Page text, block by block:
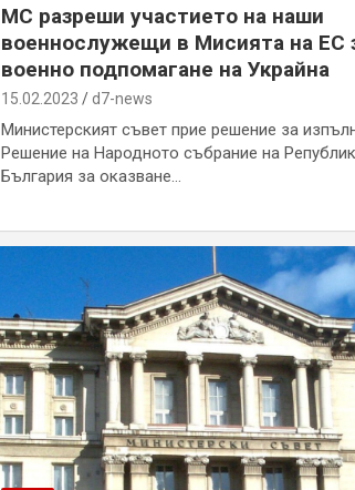
МС разреши участието на наши
военнослужещи в Мисията на ЕС
военно подпомагане на Украйна
15.02.2023 d7-news
Министерският съвет прие решение за
Решение на Народното събрание на
България за оказване…